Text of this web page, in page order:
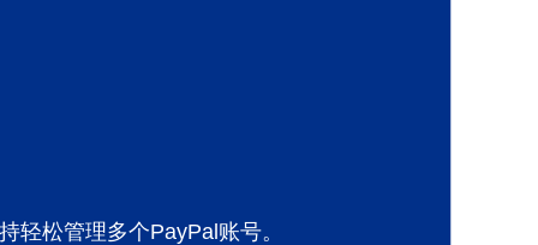
轻松管理多个PayPal账号。